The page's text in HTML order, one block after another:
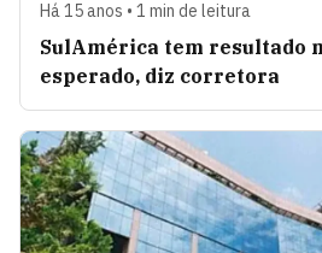
Há 15 anos • 1 min de leitura
SulAmérica tem resultado
esperado, diz corretora